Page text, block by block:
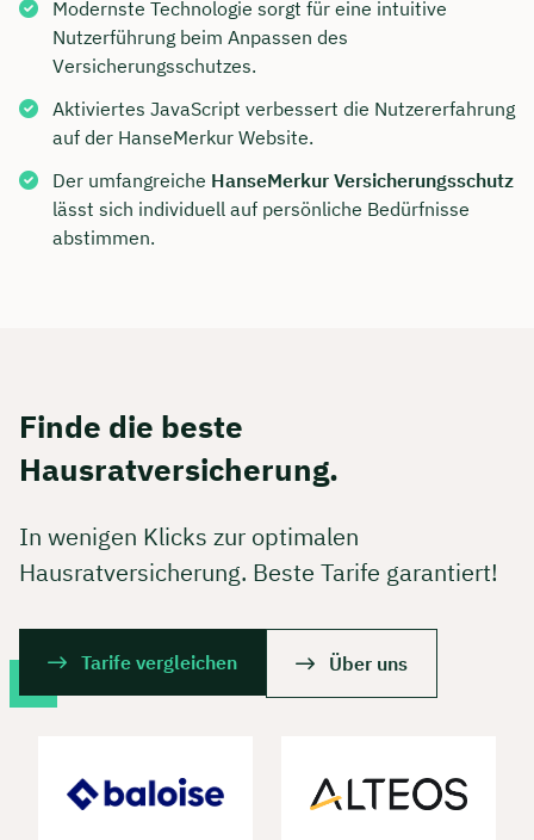
Modernste Technologie sorgt für eine intuitive
Nutzerführung beim Anpassen des
Versicherungsschutzes.
Aktiviertes JavaScript verbessert die Nutzererfahrung
auf der HanseMerkur Website.
Der umfangreiche HanseMerkur Versicherungsschutz
lässt sich individuell auf persönliche Bedürfnisse
abstimmen.
Finde die beste
Hausratversicherung.
In wenigen Klicks zur optimalen
Hausratversicherung. Beste Tarife garantiert!
Tarife vergleichen Über uns